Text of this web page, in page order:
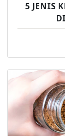
5 JENIS